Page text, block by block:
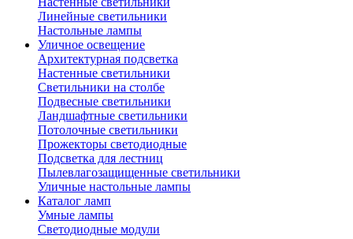
Линейные светильники
Настольные лампы
Уличное освещение
Архитектурная подсветка
Настенные светильники
Светильники на столбе
Подвесные светильники
Ландшафтные светильники
Потолочные светильники
Прожекторы светодиодные
Подсветка для лестниц
Пылевлагозащищенные светильники
Уличные настольные лампы
Каталог ламп
Умные лампы
Светодиодные модули